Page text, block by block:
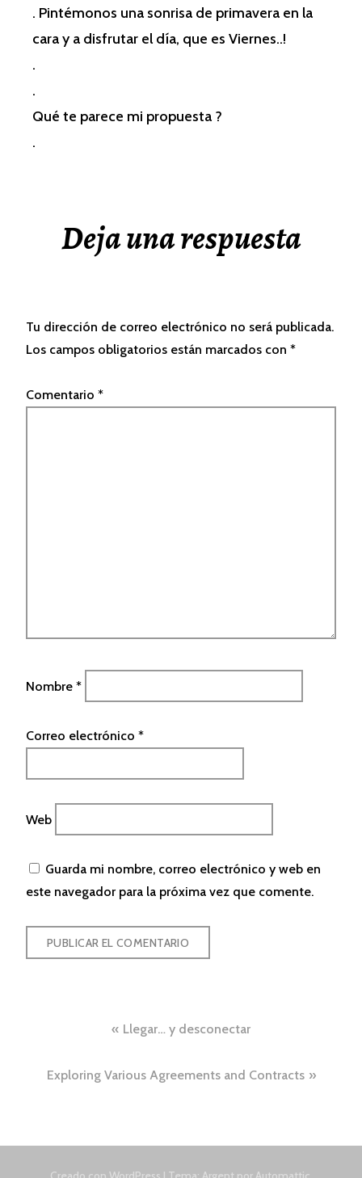
. Pintémonos una sonrisa de primavera en la
cara y a disfrutar el día, que es Viernes..!
.
.
Qué te parece mi propuesta ?
.
Deja una respuesta
Tu dirección de correo electrónico no será publicada.
Los campos obligatorios están marcados con *
Comentario *
Nombre *
Correo electrónico *
Web
Guarda mi nombre, correo electrónico y web en
este navegador para la próxima vez que comente.
Navegación
de
entradas
Llegar… y desconectar
Exploring Various Agreements and Contracts